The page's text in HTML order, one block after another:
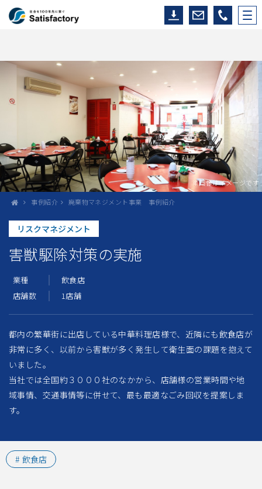
※画像はイメージです
事例紹介 廃棄物マネジメント事業 事例紹介
リスクマネジメント
害獣駆除対策の実施
業種
飲食店
店舗数
1店舗
都内の繁華街に出店している中華料理店様で、近隣にも飲食店が
非常に多く、以前から害獣が多く発生して衛生面の課題を抱えて
いました。
当社では全国約３０００社のなかから、店舗様の営業時間や地
域事情、交通事情等に併せて、最も最適なごみ回収を提案しま
す。
飲食店